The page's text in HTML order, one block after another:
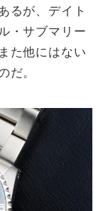
るが、デイト
・サブマリー
た他にはない
。